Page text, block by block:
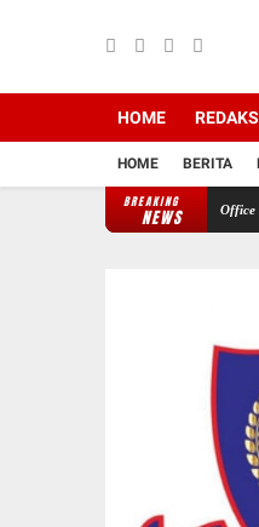
HOME
HOME BERITA
BREAKING
NEWS
Medika Dan HNP Law Office Beri